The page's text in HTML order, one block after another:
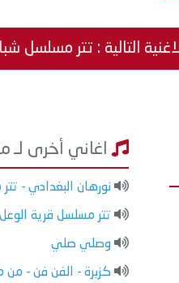
التالية : تتر مسلسل
اغاني أخرى لـ
نورهان البغدادي -
تتر مسلسل قرية الوعل
وصلي صلي
كزبرة - الفن فن - من